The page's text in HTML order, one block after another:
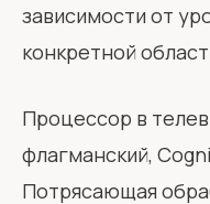
зависимости от
конкретной
Процессор в
флагманский,
Потрясающая